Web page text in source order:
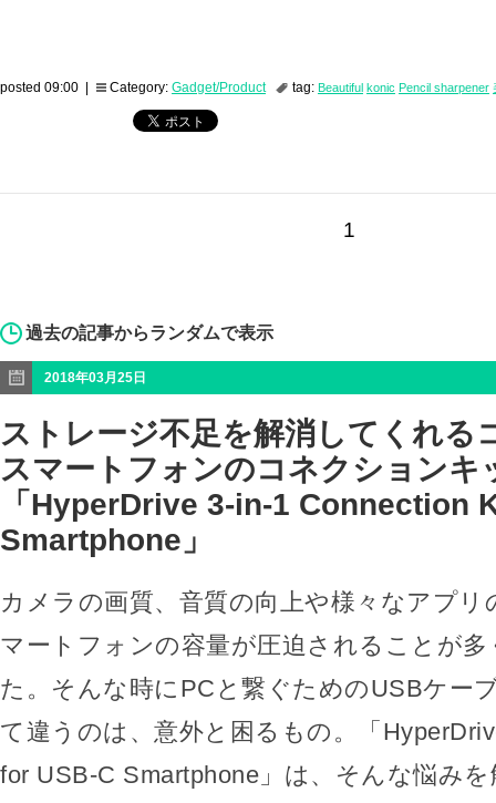
posted 09:00 | Category: Gadget/Product tag: Beautiful konic Pencil sharpener
1
過去の記事からランダムで表示
2018年03月25日
ストレージ不足を解消してくれる
スマートフォンのコネクションキ
「HyperDrive 3-in-1 Connection
Smartphone」
カメラの画質、音質の向上や様々なアプ
マートフォンの容量が圧迫されることが
た。そんな時にPCと繋ぐためのUSBケー
て違うのは、意外と困るもの。「
for USB-C Smartphone」は、そんな悩み